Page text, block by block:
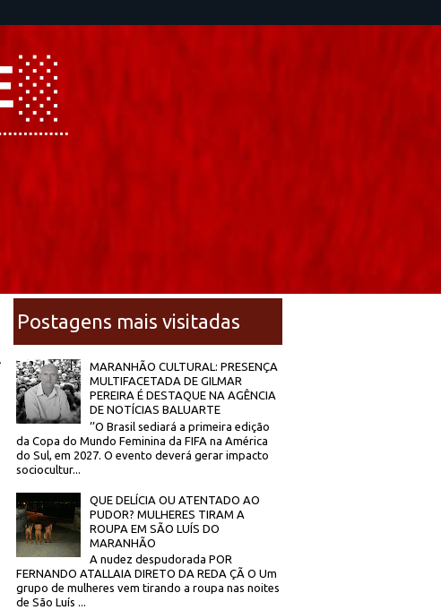
Postagens mais visitadas
MARANHÃO CULTURAL: PRESENÇA
MULTIFACETADA DE GILMAR
PEREIRA É DESTAQUE NA AGÊNCIA
DE NOTÍCIAS BALUARTE
‘’O Brasil sediará a primeira edição
da Copa do Mundo Feminina da FIFA na América
do Sul, em 2027. O evento deverá gerar impacto
sociocultur...
QUE DELÍCIA OU ATENTADO AO
PUDOR? MULHERES TIRAM A
ROUPA EM SÃO LUÍS DO
MARANHÃO
A nudez despudorada POR
FERNANDO ATALLAIA DIRETO DA REDA ÇÃ O Um
grupo de mulheres vem tirando a roupa nas noites
de São Luís ...